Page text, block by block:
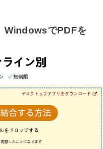
WindowsでPDFを